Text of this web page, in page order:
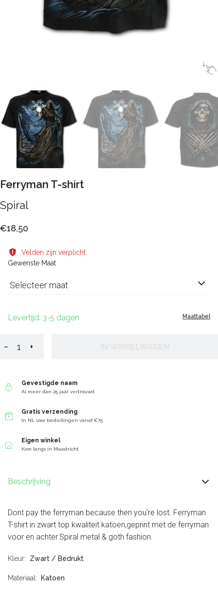
Ferryman T-shirt
Spiral
€18,50
Velden zijn verplicht.
Gewenste Maat
Selecteer maat
Maattabel
Levertijd: 3-5 dagen
− +
Gevestigde naam
Al meer dan 25 jaar vertrouwd
Gratis verzending
In NL voor bestellingen vanaf €75
Eigen winkel
Kom langs in Maastricht
Beschrijving
Dont pay the ferryman because then you're lost. Ferryman
T-shirt in zwart top kwaliteit katoen,geprint met de ferryman
voor en achter.Spiral metal & goth fashion.
Kleur Zwart / Bedrukt
Materiaal Katoen